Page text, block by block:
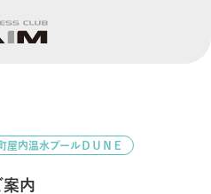
屋内温水プールＤＵＮＥ
内